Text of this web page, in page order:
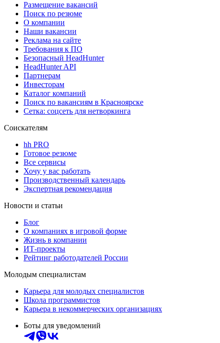
Размещение вакансий
Поиск по резюме
О компании
Наши вакансии
Реклама на сайте
Требования к ПО
Безопасный HeadHunter
HeadHunter API
Партнерам
Инвесторам
Каталог компаний
Поиск по вакансиям в Красноярске
Сетка: соцсеть для нетворкинга
Соискателям
hh PRO
Готовое резюме
Все сервисы
Хочу у вас работать
Производственный календарь
Экспертная рекомендация
Новости и статьи
Блог
О компаниях в игровой форме
Жизнь в компании
ИТ-проекты
Рейтинг работодателей России
Молодым специалистам
Карьера для молодых специалистов
Школа программистов
Карьера в некоммерческих организациях
Боты для уведомлений